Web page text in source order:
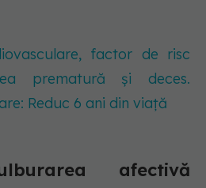
factor de risc
prematură și deces.
Reduc 6 ani din viață
afectivă